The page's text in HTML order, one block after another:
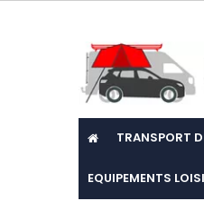
TRANSPORT
EQUIPEMENTS